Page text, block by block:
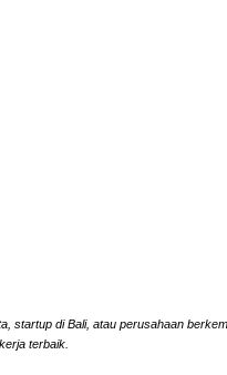
startup di Bali, atau perusahaan
terbaik.